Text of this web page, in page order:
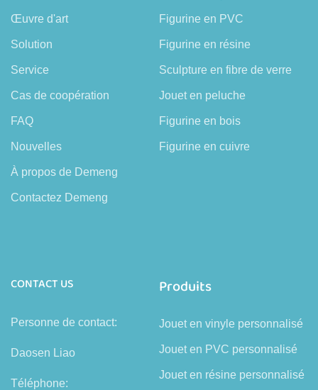
Œuvre d'art
Solution
Service
Cas de coopération
FAQ
Nouvelles
À propos de Demeng
Contactez Demeng
Figurine en PVC
Figurine en résine
Sculpture en fibre de verre
Jouet en peluche
Figurine en bois
Figurine en cuivre
CONTACT US
Personne de contact:
Daosen Liao
Téléphone:
Produits
Jouet en vinyle personnalisé
Jouet en PVC personnalisé
Jouet en résine personnalisé